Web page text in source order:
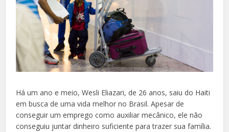
Há um ano e meio, Wesli Eliazari, de 26 anos, saiu do Haiti
em busca de uma vida melhor no Brasil. Apesar de
conseguir um emprego como auxiliar mecânico, ele não
conseguiu juntar dinheiro suficiente para trazer sua família.